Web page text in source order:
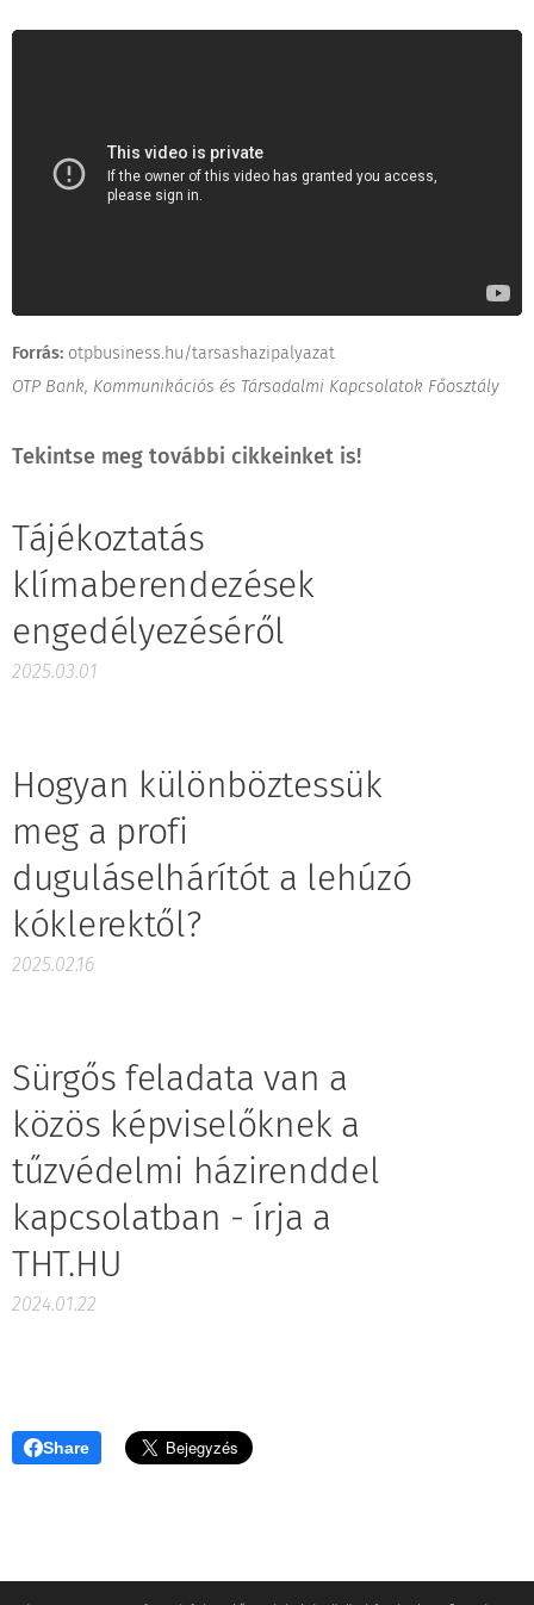
Forrás: otpbusiness.hu/tarsashazipalyazat
OTP Bank, Kommunikációs és Társadalmi Kapcsolatok Főosztály
Tekintse meg további cikkeinket is!
Tájékoztatás
klímaberendezések
engedélyezéséről
2025.03.01
Hogyan különböztessük
meg a profi
duguláselhárítót a lehúzó
kóklerektől?
2025.02.16
Sürgős feladata van a
közös képviselőknek a
tűzvédelmi házirenddel
kapcsolatban - írja a
THT.HU
2024.01.22
Share